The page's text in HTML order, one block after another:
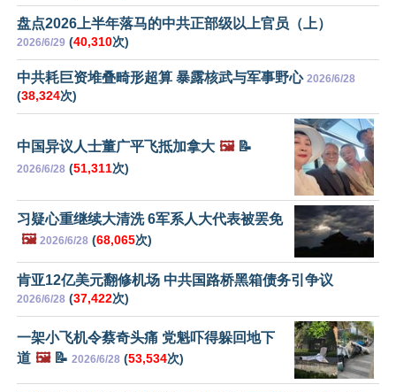
盘点2026上半年落马的中共正部级以上官员（上）
2026/6/29 (40,310次)
中共耗巨资堆叠畸形超算 暴露核武与军事野心 2026/6/28
(38,324次)
中国异议人士董广平飞抵加拿大 🖼️📝
2026/6/28 (51,311次)
习疑心重继续大清洗 6军系人大代表被罢免
🖼️ 2026/6/28 (68,065次)
肯亚12亿美元翻修机场 中共国路桥黑箱债务引争议
2026/6/28 (37,422次)
一架小飞机令蔡奇头痛 党魁吓得躲回地下
道 🖼️📝 2026/6/28 (53,534次)